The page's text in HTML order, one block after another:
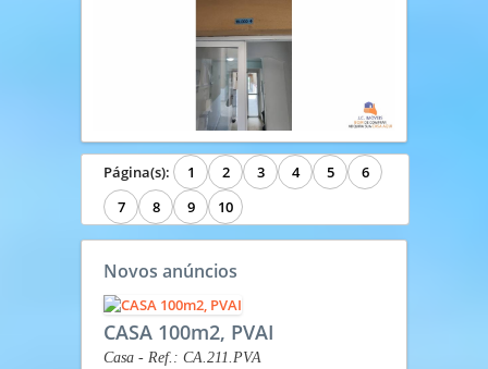
Página(s): 1 2 3 4 5
6
7
8 9 10
Novos anúncios
CASA 100m2, PVAI
Casa - Ref.: CA.211.PVA